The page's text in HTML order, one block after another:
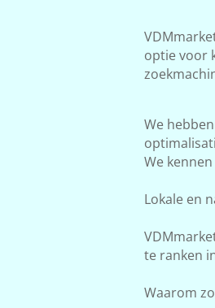
optie voor
We
We
Lokale en
te ranken
Waarom